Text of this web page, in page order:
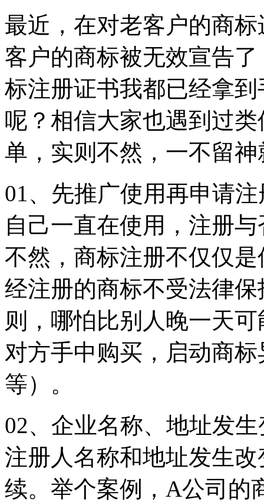
最近，在对老客户的商
客户的商标被无效宣告
标注册证书我都已经拿
呢？相信大家也遇到过
单，实则不然，一不留
01、先推广使用再申请
自己一直在使用，注册
不然，商标注册不仅仅
经注册的商标不受法律
则，哪怕比别人晚一天
对方手中购买，启动商
等）。
02、企业名称、地址发
注册人名称和地址发生
续。举个案例，A公司的